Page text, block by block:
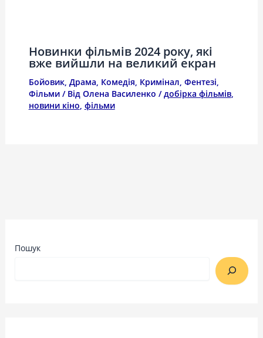
Новинки фільмів 2024 року, які
вже вийшли на великий екран
Бойовик, Драма, Комедія, Кримінал, Фентезі,
Фільми/ Від Олена Василенко /добірка фільмів,
новини кіно, фільми
Пошук